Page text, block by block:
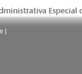
|